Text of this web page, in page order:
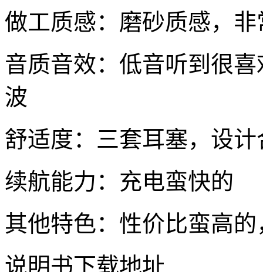
做工质感：磨砂质感，非
音质音效：低音听到很
波
舒适度：三套耳塞，设计
续航能力：充电蛮快的
其他特色：性价比蛮高
说明书下载地址